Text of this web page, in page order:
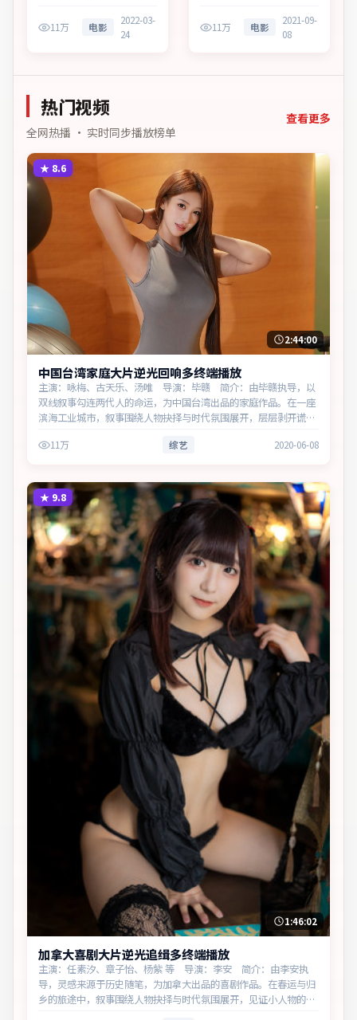
择，为韩国出品的传记作
品。在一座滨海工业城市，
撑起情感层次，兼顾观赏性
与现实意…
11万 电影
2022-03-
24
11万 电影
2021-09-
08
热门视频
全网热播 · 实时同步播放榜单
查看更多
★ 8.6
2:44:00
中国台湾家庭大片逆光回响多终端播放
主演：咏梅、古天乐、汤唯 导演：毕赣 简介：由毕赣执导，以
双线叙事勾连两代人的命运，为中国台湾出品的家庭作品。在一座
滨海工业城市，叙事围绕人物抉择与时代氛围展开，层层剥开谎言
11万 综艺 2020-06-08
★ 9.8
1:46:02
加拿大喜剧大片逆光追缉多终端播放
主演：任素汐、章子怡、杨紫 等 导演：李安 简介：由李安执
导，灵感来源于历史随笔，为加拿大出品的喜剧作品。在春运与归
乡的旅途中，叙事围绕人物抉择与时代氛围展开，见证小人物的尊